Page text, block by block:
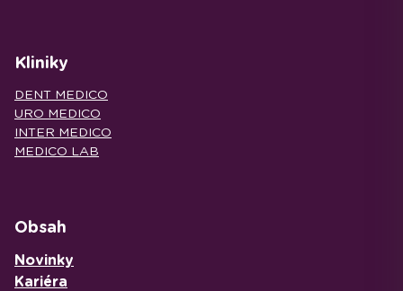
Kliniky
DENT MEDICO
URO MEDICO
INTER MEDICO
MEDICO LAB
Obsah
Novinky
Kariéra